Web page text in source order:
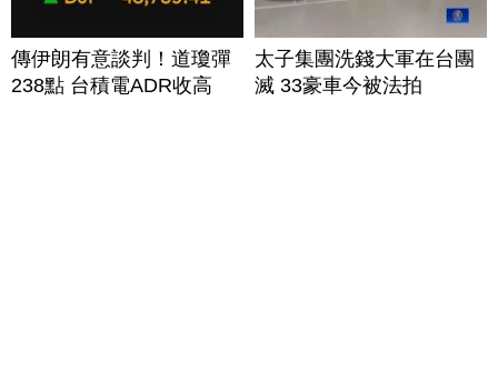
傳伊朗有意談判！道瓊彈
238點 台積電ADR收高
太子集團洗錢大軍在台團
滅 33豪車今被法拍